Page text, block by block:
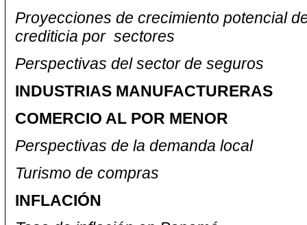
Proyecciones de crecimiento potencial
crediticia por sectores
Perspectivas del sector de seguros
INDUSTRIAS MANUFACTURERAS
COMERCIO AL POR MENOR
Perspectivas de la demanda local
Turismo de compras
INFLACIÓN